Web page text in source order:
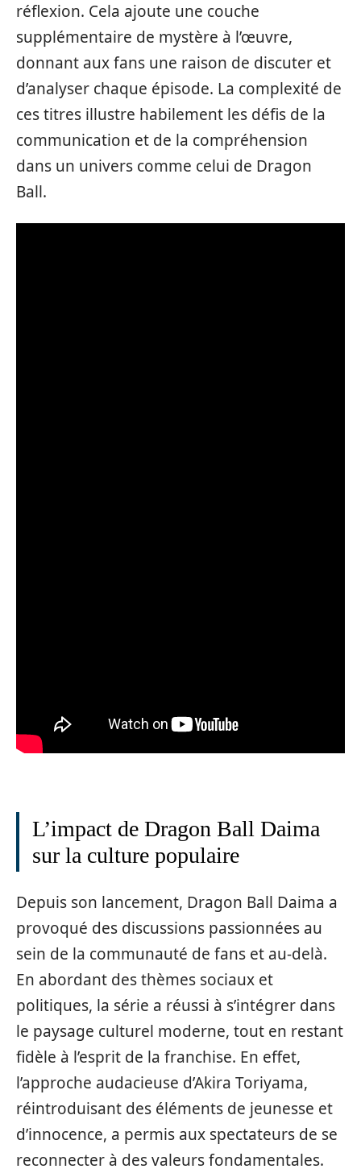
réflexion. Cela ajoute une couche
supplémentaire de mystère à l’œuvre,
donnant aux fans une raison de discuter et
d’analyser chaque épisode. La complexité de
ces titres illustre habilement les défis de la
communication et de la compréhension
dans un univers comme celui de Dragon
Ball.
L’impact de Dragon Ball Daima
sur la culture populaire
Depuis son lancement, Dragon Ball Daima a
provoqué des discussions passionnées au
sein de la communauté de fans et au-delà.
En abordant des thèmes sociaux et
politiques, la série a réussi à s’intégrer dans
le paysage culturel moderne, tout en restant
fidèle à l’esprit de la franchise. En effet,
l’approche audacieuse d’Akira Toriyama,
réintroduisant des éléments de jeunesse et
d’innocence, a permis aux spectateurs de se
reconnecter à des valeurs fondamentales.